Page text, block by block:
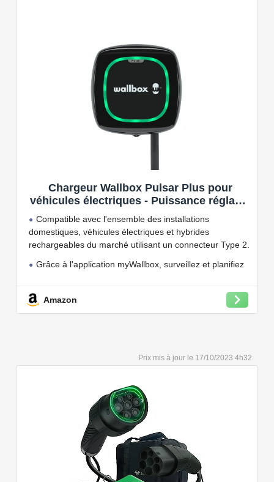
Chargeur Wallbox Pulsar Plus pour
véhicules électriques - Puissance réglable
jusqu'à 7.4 KW, câble de Charge Type 2,
Wi-FI et Bluetooth, OCPP
Compatible avec l'ensemble des installations
domestiques, véhicules électriques et hybrides
rechargeables du marché utilisant un connecteur Type 2.
Grâce à l'application myWallbox, surveillez et planifiez
Convient à une installation à l'intérieur et à l'extérieur,
Capacité de charge à puissance réglable jusqu'à 22
kW. Câble de charge Type 2 de 5 ou 7 mètres de long.
Compatible avec tous les compteurs d'énergie Wallbox
permettant d'éviter les pannes de courant, les surprises
sur vos factures d'énergie et de charger votre VE avec
vos panneaux solaires.
Amazon
17/10/2023 4h32